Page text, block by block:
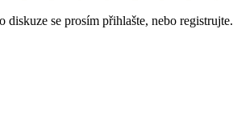
diskuze se prosím přihlašte, nebo registrujte.